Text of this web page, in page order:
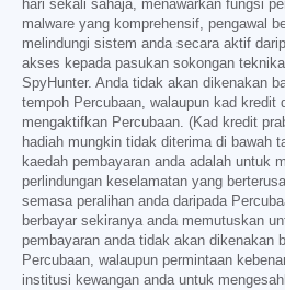
hari sekali sahaja, menawarkan fungsi
malware yang komprehensif, pengawal
melindungi sistem anda secara aktif
akses kepada pasukan sokongan
SpyHunter. Anda tidak akan dikenakan
tempoh Percubaan, walaupun kad kredit
mengaktifkan Percubaan. (Kad kredit
hadiah mungkin tidak diterima di bawah
kaedah pembayaran anda adalah untuk
perlindungan keselamatan yang
semasa peralihan anda daripada
berbayar sekiranya anda memutuskan
pembayaran anda tidak akan dikenakan
Percubaan, walaupun permintaan
institusi kewangan anda untuk